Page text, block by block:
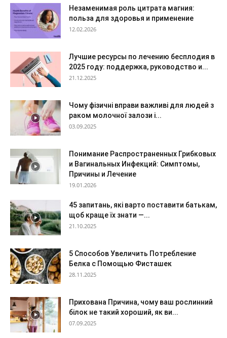
Незаменимая роль цитрата магния:
польза для здоровья и применение
12.02.2026
Лучшие ресурсы по лечению бесплодия в
2025 году: поддержка, руководство и...
21.12.2025
Чому фізичні вправи важливі для людей з
раком молочної залози і...
03.09.2025
Понимание Распространенных Грибковых
и Вагинальных Инфекций: Симптомы,
Причины и Лечение
19.01.2026
45 запитань, які варто поставити батькам,
щоб краще їх знати —...
21.10.2025
5 Способов Увеличить Потребление
Белка с Помощью Фисташек
28.11.2025
Прихована Причина, чому ваш рослинний
білок не такий хороший, як ви...
07.09.2025